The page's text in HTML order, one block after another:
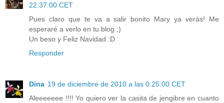
22:37:00 CET
Pues claro que te va a salir bonito Mary ya verás! Me
esperaré a verlo en tu blog ;)
Un beso y Feliz Navidad :D
Responder
Dina 19 de diciembre de 2010 a las 0:25:00 CET
Aleeeeeee !!!! Yo quiero ver la casita de jengibre en cuanto